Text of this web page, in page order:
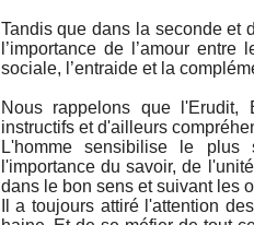
Tandis que dans la seconde et
l’importance de l’amour
sociale, l’entraide et la
Nous rappelons que l'Erudit,
instructifs et d'ailleurs
L'homme sensibilise le
l'importance du savoir, de
dans le bon sens et suivant les
Il a toujours attiré l'attention